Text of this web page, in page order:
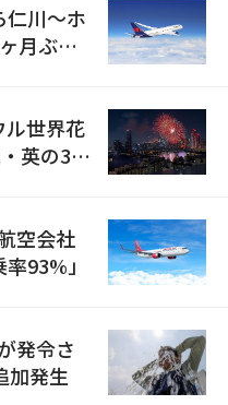
仁川〜ホ
月ぶり
ル世界花
英の3カ
空会社
93%」
発令さ
加発生